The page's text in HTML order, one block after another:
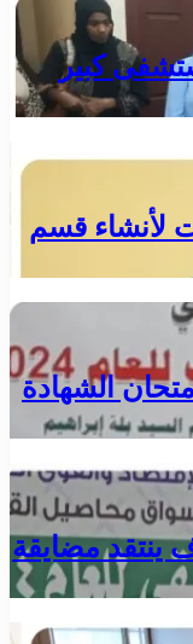
كبير
لأنشاء قسم
الشهادة
ينتقد مضايقة